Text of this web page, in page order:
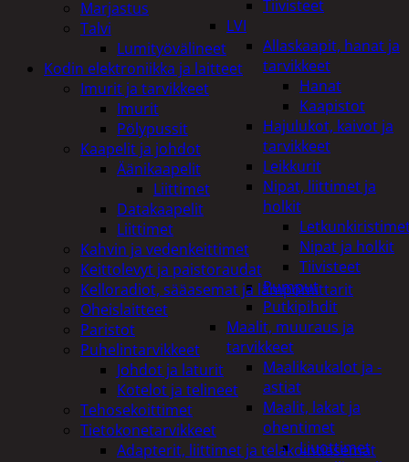
Tiivisteet
LVI
Allaskaapit, hanat ja
tarvikkeet
Hanat
Kaapistot
Hajulukot, kaivot ja
tarvikkeet
Leikkurit
Nipat, liittimet ja
holkit
Nipat ja holkit
Tiivisteet
Pumput
Putkipihdit
Maalit, muuraus ja
tarvikkeet
Maalikaukalot ja -
astiat
Maalit, lakat ja
ohentimet
Liuottimet
Marjastus
Talvi
Lumityövälineet
Kodin elektroniikka ja laitteet
Imurit ja tarvikkeet
Imurit
Pölypussit
Kaapelit ja johdot
Äänikaapelit
Liittimet
Datakaapelit
Liittimet
Kahvin ja vedenkeittimet
Keittolevyt ja paistoraudat
Kelloradiot, sääasemat ja lämpömittarit
Oheislaitteet
Paristot
Puhelintarvikkeet
Johdot ja laturit
Kotelot ja telineet
Tehosekoittimet
Tietokonetarvikkeet
Adapterit, liittimet ja telakointiasemat